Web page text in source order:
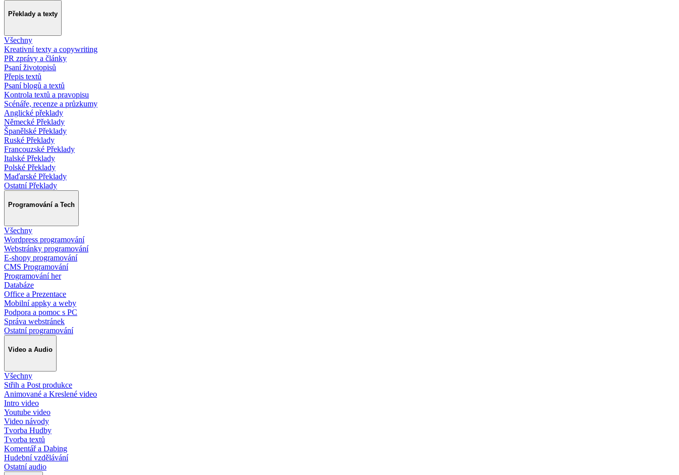
Překlady a texty
Všechny
Kreativní texty a copywriting
PR zprávy a články
Psaní životopisů
Přepis textů
Psaní blogů a textů
Kontrola textů a pravopisu
Scénáře, recenze a průzkumy
Anglické překlady
Německé Překlady
Španělské Překlady
Ruské Překlady
Francouzské Překlady
Italské Překlady
Polské Překlady
Maďarské Překlady
Ostatní Překlady
Programování a Tech
Všechny
Wordpress programování
Webstránky programování
E-shopy programování
CMS Programování
Programování her
Databáze
Office a Prezentace
Mobilní appky a weby
Podpora a pomoc s PC
Správa webstránek
Ostatní programování
Video a Audio
Všechny
Střih a Post produkce
Animované a Kreslené video
Intro video
Youtube video
Video návody
Tvorba Hudby
Tvorba textů
Komentář a Dabing
Hudební vzdělávání
Ostatní audio